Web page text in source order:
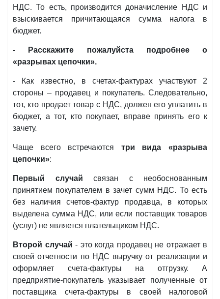
НДС. То есть, производится доначисление НДС и
взыскивается причитающаяся сумма налога в
бюджет.
- Расскажите пожалуйста подробнее о
«разрывах цепочки».
- Как известно, в счетах-фактурах участвуют 2
стороны – продавец и покупатель. Следовательно,
тот, кто продает товар с НДС, должен его уплатить в
бюджет, а тот, кто покупает, вправе принять его к
зачету.
Чаще всего встречаются три вида «разрыва
цепочки»:
Первый случай связан с необоснованным
принятием покупателем в зачет сумм НДС. То есть
без наличия счетов-фактур продавца, в которых
выделена сумма НДС, или если поставщик товаров
(услуг) не является плательщиком НДС.
Второй случай - это когда продавец не отражает в
своей отчетности по НДС выручку от реализации и
оформляет счета-фактуры на отгрузку. А
предприятие-покупатель указывает полученные от
поставщика счета-фактуры в своей налоговой